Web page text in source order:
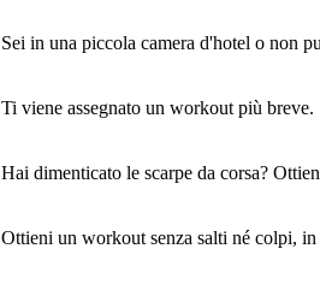
Sei in una piccola camera d'hotel o non
Ti viene assegnato un workout più breve.
Hai dimenticato le scarpe da corsa?
Ottieni un workout senza salti né colpi,